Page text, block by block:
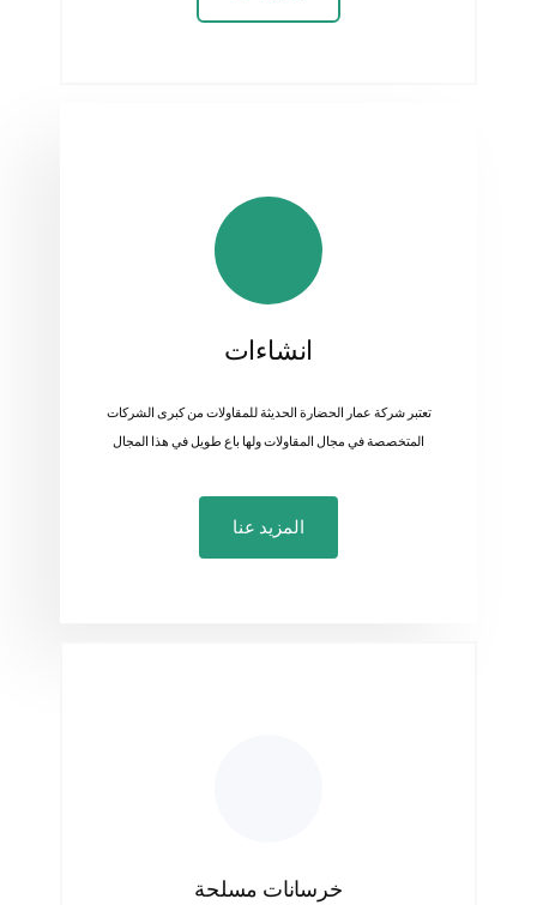
انشاءات
تعتبر شركة عمار الحضارة الحديثة للمقاولات من كبرى الشركات
المتخصصة في مجال المقاولات ولها باع طويل في هذا المجال
المزيد عنا
خرسانات مسلحة